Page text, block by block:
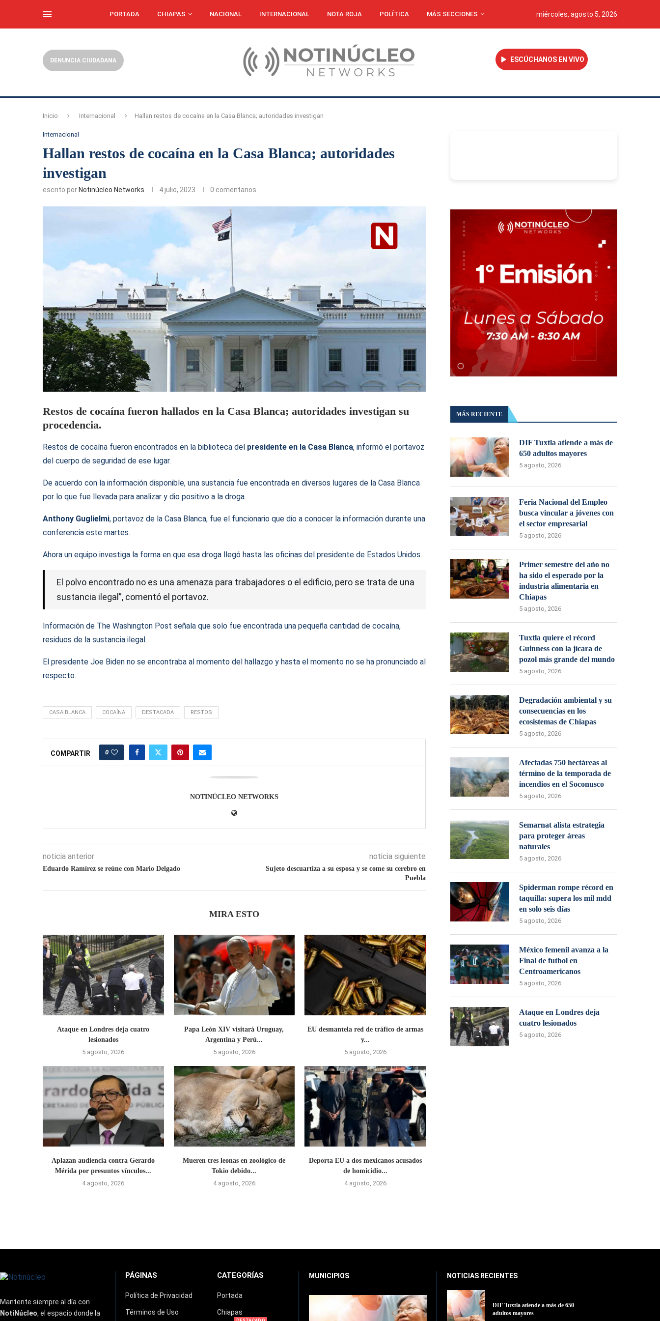
PORTADA CHIAPAS NACIONAL INTERNACIONAL NOTA ROJA POLÍTICA MÁS SECCIONES miércoles, agosto 5, 2026
DENUNCIA CIUDADANA ESCÚCHANOS EN VIVO
Inicio Internacional Hallan restos de cocaína en la Casa Blanca; autoridades investigan
Internacional
Hallan restos de cocaína en la Casa Blanca; autoridades
investigan
escrito por Notinúcleo Networks 4 julio, 2023 0 comentarios
Restos de cocaína fueron hallados en la Casa Blanca; autoridades investigan su
procedencia.
Restos de cocaína fueron encontrados en la biblioteca del presidente en la Casa Blanca, informó el portavoz
del cuerpo de seguridad de ese lugar.
De acuerdo con la información disponible, una sustancia fue encontrada en diversos lugares de la Casa Blanca
por lo que fue llevada para analizar y dio positivo a la droga.
Anthony Guglielmi, portavoz de la Casa Blanca, fue el funcionario que dio a conocer la información durante una
conferencia este martes.
Ahora un equipo investiga la forma en que esa droga llegó hasta las oficinas del presidente de Estados Unidos.
El polvo encontrado no es una amenaza para trabajadores o el edificio, pero se trata de una
sustancia ilegal”, comentó el portavoz.
Información de The Washington Post señala que solo fue encontrada una pequeña cantidad de cocaína,
residuos de la sustancia ilegal.
El presidente Joe Biden no se encontraba al momento del hallazgo y hasta el momento no se ha pronunciado al
respecto.
CASA BLANCA COCAÍNA DESTACADA RESTOS
COMPARTIR 0
NOTINÚCLEO NETWORKS
noticia anterior
Eduardo Ramírez se reúne con Mario Delgado
noticia siguiente
Sujeto descuartiza a su esposa y se come su cerebro en
Puebla
MIRA ESTO
Ataque en Londres deja cuatro
lesionados
5 agosto, 2026
Papa León XIV visitará Uruguay,
Argentina y Perú...
5 agosto, 2026
EU desmantela red de tráfico de armas
y...
5 agosto, 2026
Aplazan audiencia contra Gerardo
Mérida por presuntos vínculos...
4 agosto, 2026
Mueren tres leonas en zoológico de
Tokio debido...
4 agosto, 2026
Deporta EU a dos mexicanos acusados
de homicidio...
4 agosto, 2026
MÁS RECIENTE
DIF Tuxtla atiende a más de
650 adultos mayores
5 agosto, 2026
Feria Nacional del Empleo
busca vincular a jóvenes con
el sector empresarial
5 agosto, 2026
Primer semestre del año no
ha sido el esperado por la
industria alimentaria en
Chiapas
5 agosto, 2026
Tuxtla quiere el récord
Guinness con la jícara de
pozol más grande del mundo
5 agosto, 2026
Degradación ambiental y su
consecuencias en los
ecosistemas de Chiapas
5 agosto, 2026
Afectadas 750 hectáreas al
término de la temporada de
incendios en el Soconusco
5 agosto, 2026
Semarnat alista estrategia
para proteger áreas
naturales
5 agosto, 2026
Spiderman rompe récord en
taquilla: supera los mil mdd
en solo seis días
5 agosto, 2026
México femenil avanza a la
Final de futbol en
Centroamericanos
5 agosto, 2026
Ataque en Londres deja
cuatro lesionados
5 agosto, 2026
Mantente siempre al día con
NotiNúcleo, el espacio donde la
PÁGINAS
Política de Privacidad
Términos de Uso
CATEGORÍAS
Portada
Chiapas
MUNICIPIOS NOTICIAS RECIENTES
DIF Tuxtla atiende a más de 650
adultos mayores